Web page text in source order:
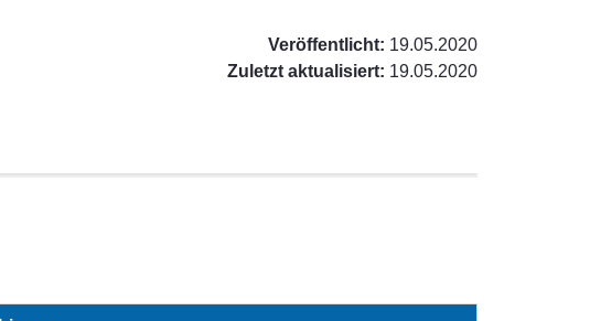
Veröffentlicht: 19.05.2020
Zuletzt aktualisiert: 19.05.2020